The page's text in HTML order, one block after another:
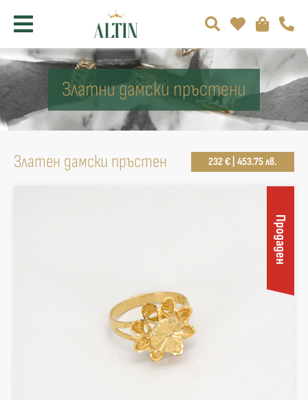
Златни дамски пръстени
Златен дамски пръстен 232 € | 453.75 лв.
Продаден